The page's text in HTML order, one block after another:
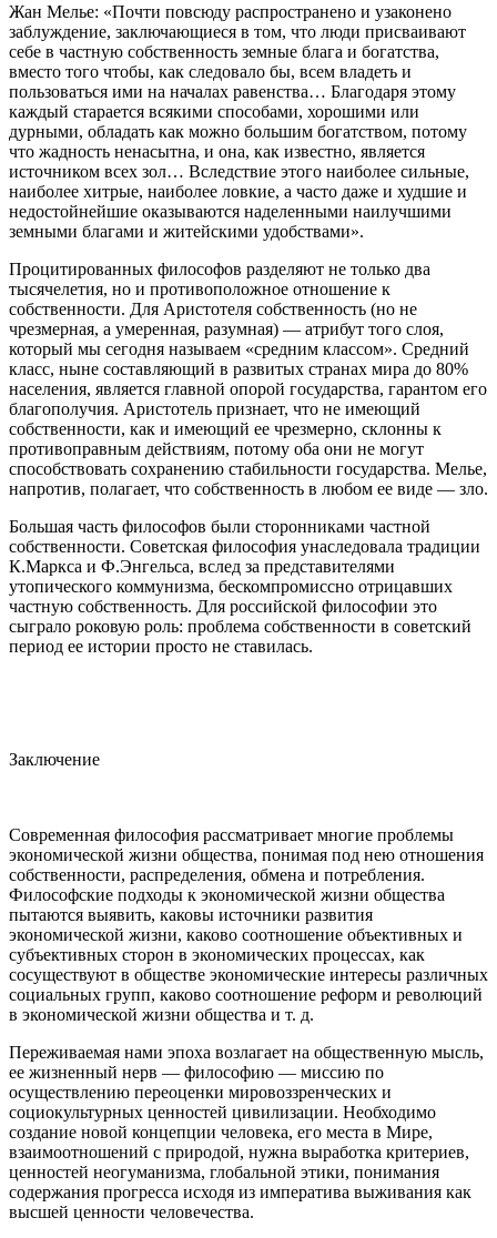
Жан Мелье: «Почти повсюду распространено и узаконено
заблуждение, заключающиеся в том, что люди присваивают
себе в частную собственность земные блага и богатства,
вместо того чтобы, как следовало бы, всем владеть и
пользоваться ими на началах равенства… Благодаря этому
каждый старается всякими способами, хорошими или
дурными, обладать как можно большим богатством, потому
что жадность ненасытна, и она, как известно, является
источником всех зол… Вследствие этого наиболее сильные,
наиболее хитрые, наиболее ловкие, а часто даже и худшие и
недостойнейшие оказываются наделенными наилучшими
земными благами и житейскими удобствами».
Процитированных философов разделяют не только два
тысячелетия, но и противоположное отношение к
собственности. Для Аристотеля собственность (но не
чрезмерная, а умеренная, разумная) — атрибут того слоя,
который мы сегодня называем «средним классом». Средний
класс, ныне составляющий в развитых странах мира до 80%
населения, является главной опорой государства, гарантом его
благополучия. Аристотель признает, что не имеющий
собственности, как и имеющий ее чрезмерно, склонны к
противоправным действиям, потому оба они не могут
способствовать сохранению стабильности государства. Мелье,
напротив, полагает, что собственность в любом ее виде — зло.
Большая часть философов были сторонниками частной
собственности. Советская философия унаследовала традиции
К.Маркса и Ф.Энгельса, вслед за представителями
утопического коммунизма, бескомпромиссно отрицавших
частную собственность. Для российской философии это
сыграло роковую роль: проблема собственности в советский
период ее истории просто не ставилась.
Заключение
Современная философия рассматривает многие проблемы
экономической жизни общества, понимая под нею отношения
собственности, распределения, обмена и потребления.
Философские подходы к экономической жизни общества
пытаются выявить, каковы источники развития
экономической жизни, каково соотношение объективных и
субъективных сторон в экономических процессах, как
сосуществуют в обществе экономические интересы различных
социальных групп, каково соотношение реформ и революций
в экономической жизни общества и т. д.
Переживаемая нами эпоха возлагает на общественную мысль,
ее жизненный нерв — философию — миссию по
осуществлению переоценки мировоззренческих и
социокультурных ценностей цивилизации. Необходимо
создание новой концепции человека, его места в Мире,
взаимоотношений с природой, нужна выработка критериев,
ценностей неогуманизма, глобальной этики, понимания
содержания прогресса исходя из императива выживания как
высшей ценности человечества.